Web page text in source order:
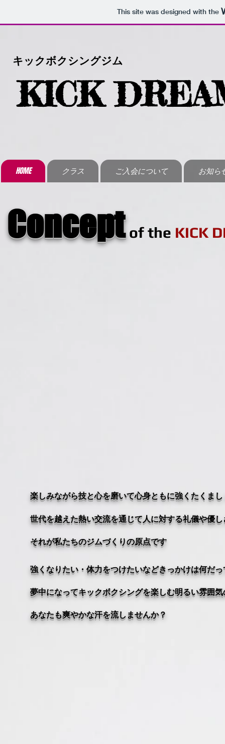
This site was designed with the
キックボクシングジム
KICK
HOME クラス ご入会について お知ら
Concept of the KICK
楽しみながら技と心を磨いて心身ともに強くたくま
世代を越えた熱い交流を通じて人に対する礼儀や優し
それが私たちのジムづくりの原点です
強くなりたい・体力をつけたいなどきっかけは何だ
夢中になってキックボクシングを楽しむ明るい雰囲
あなたも爽やかな汗を流しませんか？